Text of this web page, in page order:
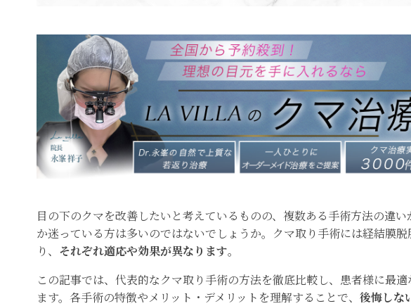
目の下のクマを改善したいと考えているものの、複数ある手術方法の違
か迷っている方は多いのではないでしょうか。クマ取り手術には経結膜
り、 それぞれ適応や効果が異なります。
この記事では、代表的なクマ取り手術の方法を徹底比較し、患者様に最
ます。各手術の特徴やメリット・デメリットを理解することで、 後悔しな